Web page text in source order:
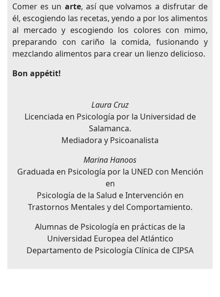
Comer es un arte, así que volvamos a disfrutar de
él, escogiendo las recetas, yendo a por los alimentos
al mercado y escogiendo los colores con mimo,
preparando con cariño la comida, fusionando y
mezclando alimentos para crear un lienzo delicioso.
Bon appétit!
Laura Cruz
Licenciada en Psicología por la Universidad de
Salamanca.
Mediadora y Psicoanalista
Marina Hanoos
Graduada en Psicología por la UNED con Mención
en
Psicología de la Salud e Intervención en
Trastornos Mentales y del Comportamiento.
Alumnas de Psicología en prácticas de la
Universidad Europea del Atlántico
Departamento de Psicología Clínica de CIPSA